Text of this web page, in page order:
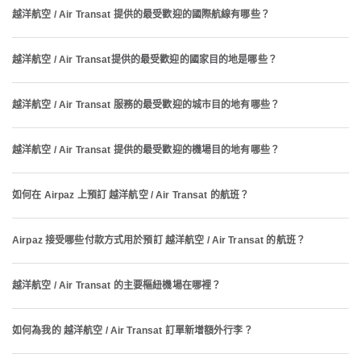
越洋航空 / Air Transat 提供的最受歡迎的國際航線有哪些？
越洋航空 / Air Transat提供的最受歡迎的國家目的地是哪些？
越洋航空 / Air Transat 服務的最受歡迎的城市目的地有哪些？
越洋航空 / Air Transat 提供的最受歡迎的機場目的地有哪些？
如何在 Airpaz 上預訂 越洋航空 / Air Transat 的航班？
Airpaz 接受哪些付款方式用於預訂 越洋航空 / Air Transat 的航班？
越洋航空 / Air Transat 的主要樞紐機場在哪裡？
如何為我的 越洋航空 / Air Transat 訂單新增額外行李？